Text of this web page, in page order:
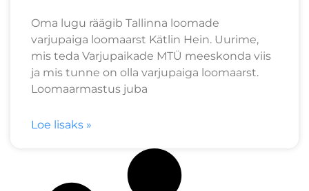
Oma lugu räägib Tallinna loomade
varjupaiga loomaarst Kätlin Hein. Uurime,
mis teda Varjupaikade MTÜ meeskonda viis
ja mis tunne on olla varjupaiga loomaarst.
Loomaarmastus juba
Loe lisaks »